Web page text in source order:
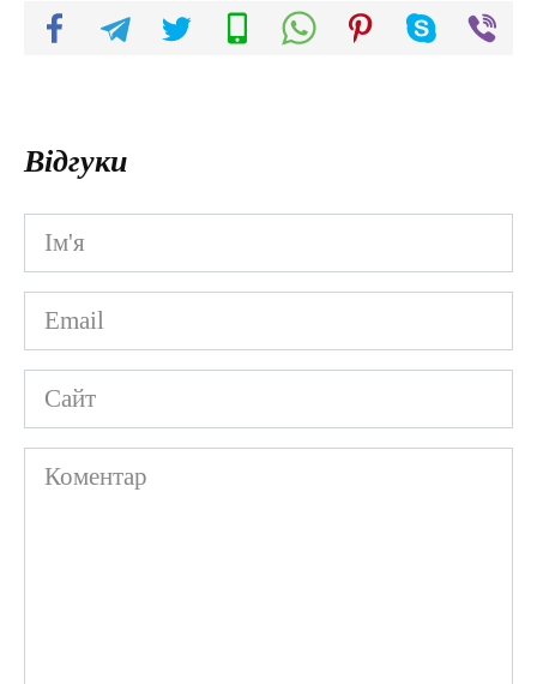
Відгуки
Ім'я
*
Email
*
Сайт
Коментар